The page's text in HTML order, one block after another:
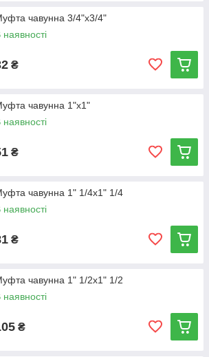
чавунна 3/4"х3/4"
наявності
₴
чавунна 1"х1"
наявності
₴
чавунна 1" 1/4х1" 1/4
наявності
₴
чавунна 1" 1/2х1" 1/2
наявності
₴